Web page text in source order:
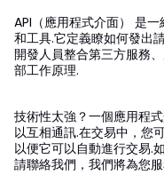
API（應用程式介面） 是
和工具.它定義瞭如何發出
開發人員整合第三方服務
部工作原理.
技術性太強？一個應用程
以互相通訊.在交易中，您
以便它可以自動進行交易.
請聯絡我們，我們將為您服